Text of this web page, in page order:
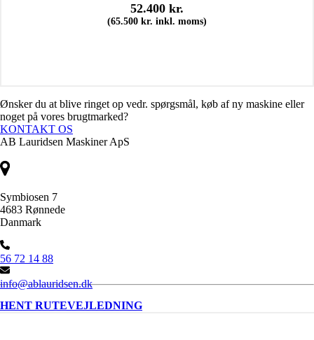
52.400 kr.
(65.500 kr. inkl. moms)
Ønsker du at blive ringet op vedr. spørgsmål, køb af ny maskine eller
noget på vores brugtmarked?
KONTAKT OS
AB Lauridsen Maskiner ApS
Symbiosen 7
4683 Rønnede
Danmark
56 72 14 88
info@ablauridsen.dk
HENT RUTEVEJLEDNING